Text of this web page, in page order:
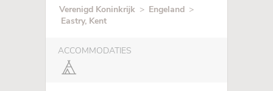
Verenigd Koninkrijk > Engeland >
Eastry, Kent
ACCOMMODATIES